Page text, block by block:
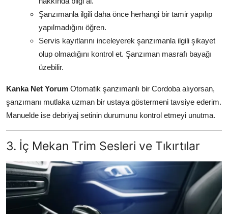
Şanzımanla ilgili daha önce herhangi bir tamir yapılıp
yapılmadığını öğren.
Servis kayıtlarını inceleyerek şanzımanla ilgili şikayet
olup olmadığını kontrol et. Şanzıman masrafı bayağı
üzebilir.
Kanka Net Yorum Otomatik şanzımanlı bir Cordoba alıyorsan,
şanzımanı mutlaka uzman bir ustaya göstermeni tavsiye ederim.
Manuelde ise debriyaj setinin durumunu kontrol etmeyi unutma.
3. İç Mekan Trim Sesleri ve Tıkırtılar